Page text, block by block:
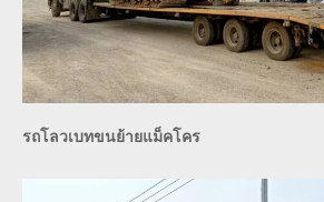
รถโลวเบทขนย้ายแม็คโคร